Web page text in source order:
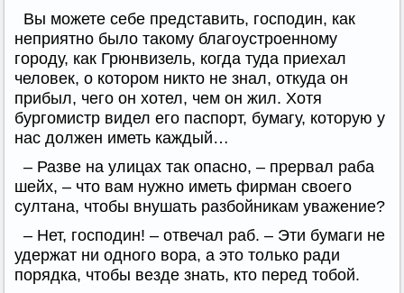
Вы можете себе представить, господин, как
неприятно было такому благоустроенному
городу, как Грюнвизель, когда туда приехал
человек, о котором никто не знал, откуда он
прибыл, чего он хотел, чем он жил. Хотя
бургомистр видел его паспорт, бумагу, которую у
нас должен иметь каждый…
– Разве на улицах так опасно, – прервал раба
шейх, – что вам нужно иметь фирман своего
султана, чтобы внушать разбойникам уважение?
– Нет, господин! – отвечал раб. – Эти бумаги не
удержат ни одного вора, а это только ради
порядка, чтобы везде знать, кто перед тобой.